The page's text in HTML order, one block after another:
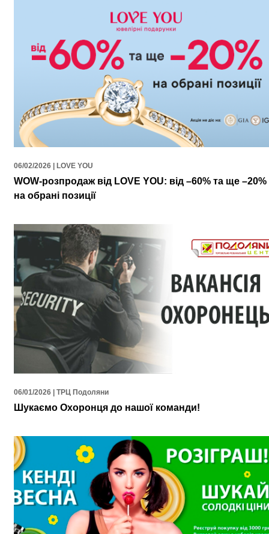
06/02/2026 | LOVE YOU
WOW-розпродаж від LOVE YOU: від –60% та ще –20%
на обрані позиції
06/01/2026 | ТРЦ Подоляни
Шукаємо Охоронця до нашої команди!